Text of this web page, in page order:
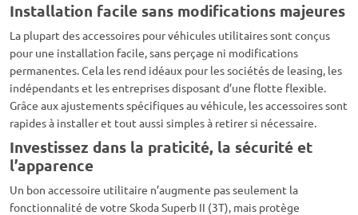
Installation facile sans modifications majeures
La plupart des accessoires pour véhicules utilitaires sont conçus
pour une installation facile, sans perçage ni modifications
permanentes. Cela les rend idéaux pour les sociétés de leasing, les
indépendants et les entreprises disposant d’une flotte flexible.
Grâce aux ajustements spécifiques au véhicule, les accessoires sont
rapides à installer et tout aussi simples à retirer si nécessaire.
Investissez dans la praticité, la sécurité et
l’apparence
Un bon accessoire utilitaire n’augmente pas seulement la
fonctionnalité de votre Skoda Superb II (3T), mais protège